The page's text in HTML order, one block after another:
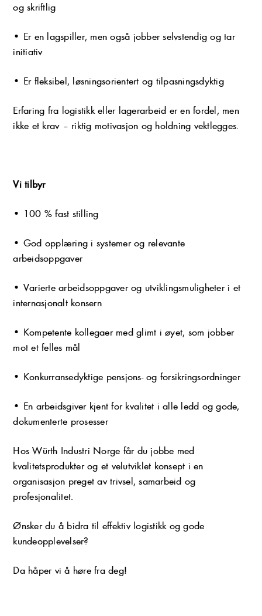
og skriftlig
• Er en lagspiller, men også jobber selvstendig og tar
initiativ
• Er fleksibel, løsningsorientert og tilpasningsdyktig
Erfaring fra logistikk eller lagerarbeid er en fordel, men
ikke et krav – riktig motivasjon og holdning vektlegges.
Vi tilbyr
• 100 % fast stilling
• God opplæring i systemer og relevante
arbeidsoppgaver
• Varierte arbeidsoppgaver og utviklingsmuligheter i et
internasjonalt konsern
• Kompetente kollegaer med glimt i øyet, som jobber
mot et felles mål
• Konkurransedyktige pensjons- og forsikringsordninger
• En arbeidsgiver kjent for kvalitet i alle ledd og gode,
dokumenterte prosesser
Hos Würth Industri Norge får du jobbe med
kvalitetsprodukter og et velutviklet konsept i en
organisasjon preget av trivsel, samarbeid og
profesjonalitet.
Ønsker du å bidra til effektiv logistikk og gode
kundeopplevelser?
Da håper vi å høre fra deg!